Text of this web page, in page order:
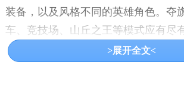
装备，以及风格不同的英雄角色。夺
车、竞技场、山丘之王等模式应有尽
区还自己打造了很多有趣的其它模式
>展开全文<